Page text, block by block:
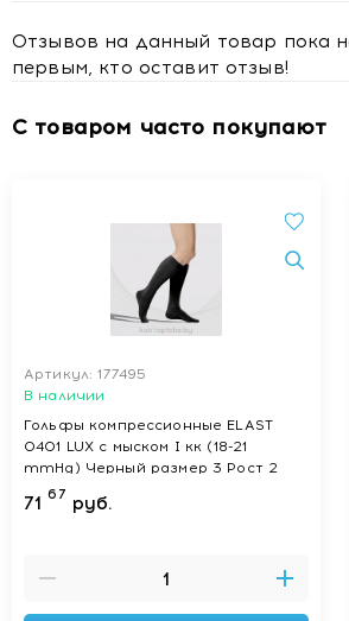
Отзывов на данный товар пока
первым, кто оставит отзыв!
С товаром часто покупают
Артикул: 177495
В наличии
Гольфы компрессионные ELAST
0401 LUX с мыском I кк (18-21
mmHg) Черный размер 3 Рост 2
71 67 руб.